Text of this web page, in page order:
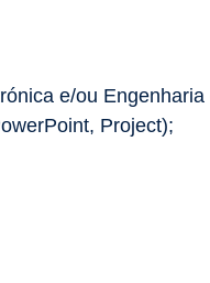
e/ou
Project);